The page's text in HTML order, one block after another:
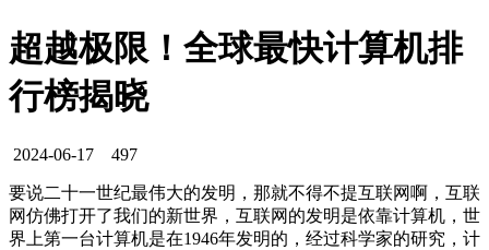
超越极限！全球最快计算机排
行榜揭晓
2024-06-17 497
要说二十一世纪最伟大的发明，那就不得不提互联网啊，互联
网仿佛打开了我们的新世界，互联网的发明是依靠计算机，世
界上第一台计算机是在1946年发明的，经过科学家的研究，计